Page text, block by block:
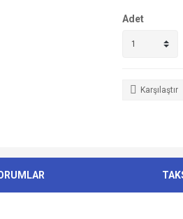
Adet
Karşılaştır